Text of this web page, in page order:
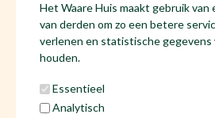
Het Waare Huis maakt gebruik van
van derden om zo een betere
verlenen en statistische gegevens
houden.
Essentieel
Analytisch
Huis kopen Rosmalen
Huis verkopen Den Bosch
NL81 53.60.447.B01
Social media